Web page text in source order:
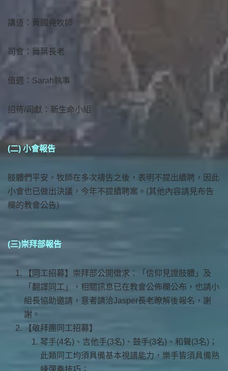
講道：黃國堯牧師
司會：舞葉長老
值週：Sarah執事
招待/司獻：新生命小組
(二) 小會報告
肢體們平安。牧師在多次禱告之後，表明不提出續聘，因此
小會也已做出決議，今年不提續聘案。(其他內容請見布告
欄的教會公告)
(三)崇拜部報告
【同工招募】崇拜部公開徵求：「信仰見證肢體」及
「翻譯同工」，相關訊息已在教會公佈欄公布，也請小
組長協助邀請，意者請洽Jasper長老瞭解後報名，謝
謝。
【敬拜團同工招募】
琴手(4名)、吉他手(3名)、鼓手(3名)、和聲(3名)；
此類同工均須具備基本視譜能力，樂手皆須具備熟
練彈奏技巧；